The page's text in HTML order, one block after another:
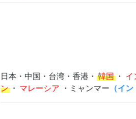
日本・中国・台湾・香港・ 韓国 ・ イ
ン ・ マレーシア ・ミャンマー （イ